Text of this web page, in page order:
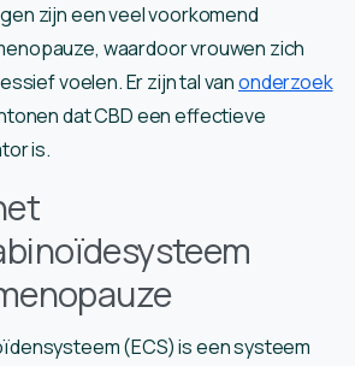
zijn een veel voorkomend
waardoor vrouwen zich
voelen. Er zijn tal vanonderzoek
dat CBD een effectieve
is.
(ECS) is een systeem